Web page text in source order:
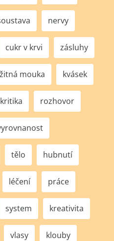
nervy
cukr v krvi zásluhy
žitná mouka kvásek
kritika rozhovor
tělo hubnutí
léčení práce
system kreativita
vlasy klouby